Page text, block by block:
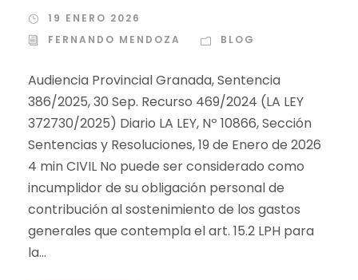
19 ENERO 2026
FERNANDO MENDOZA
BLOG
Audiencia Provincial Granada, Sentencia
386/2025, 30 Sep. Recurso 469/2024 (LA LEY
372730/2025) Diario LA LEY, Nº 10866, Sección
Sentencias y Resoluciones, 19 de Enero de 2026
4 min CIVIL No puede ser considerado como
incumplidor de su obligación personal de
contribución al sostenimiento de los gastos
generales que contempla el art. 15.2 LPH para
la...